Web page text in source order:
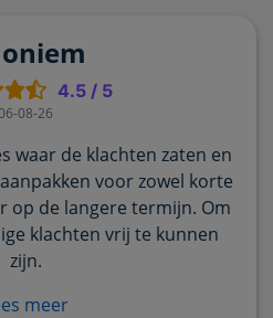
4.5/ 5
08-26
waar de klachten zaten en
voor zowel korte
op de langere termijn. Om
klachten vrij te kunnen
zijn.
meer